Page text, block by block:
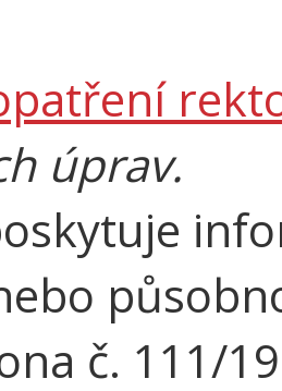
úprav.
č. 111/